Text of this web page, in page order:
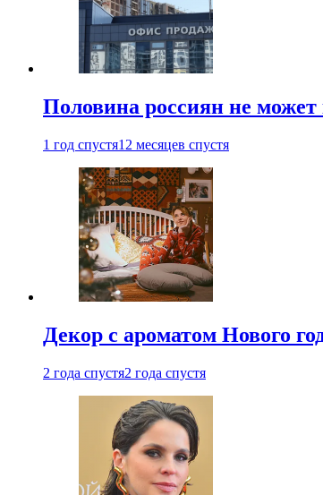
Половина россиян не
1 год спустя12 месяцев спустя
Декор с ароматом Нового
2 года спустя2 года спустя